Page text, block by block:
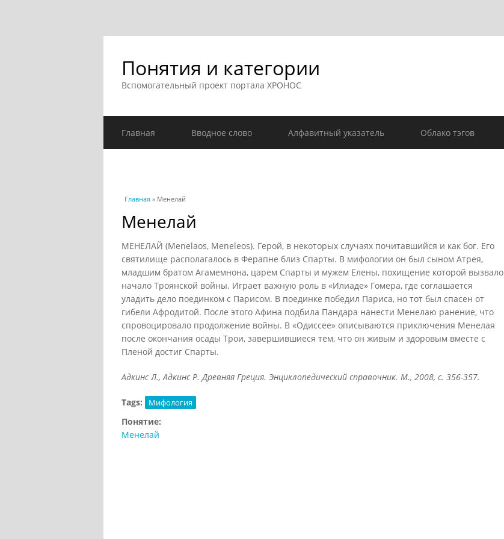
Понятия и категории
Вспомогательный проект портала ХРОНОС
Главная Вводное слово Алфавитный указатель Облако тэгов
Вы здесь
Главная » Менелай
Менелай
МЕНЕЛАЙ (Menelaos, Meneleos). Герой, в некоторых случаях почитавшийся и как бог. Его
святилище располагалось в Ферапне близ Спарты. В мифологии он был сыном Атрея,
младшим братом Агамемнона, царем Спарты и мужем Елены, похищение которой вызвало
начало Троянской войны. Играет важную роль в «Илиаде» Гомера, где соглашается
уладить дело поединком с Парисом. В поединке победил Париса, но тот был спасен от
гибели Афродитой. После этого Афина подбила Пандара нанести Менелаю ранение, что
спровоцировало продолжение войны. В «Одиссее» описываются приключения Менелая
после окончания осады Трои, завершившиеся тем, что он живым и здоровым вместе с
Пленой достиг Спарты.
Адкинс Л., Адкинс Р. Древняя Греция. Энциклопедический справочник. М., 2008, с. 356-357.
Tags: Мифология
Понятие:
Менелай